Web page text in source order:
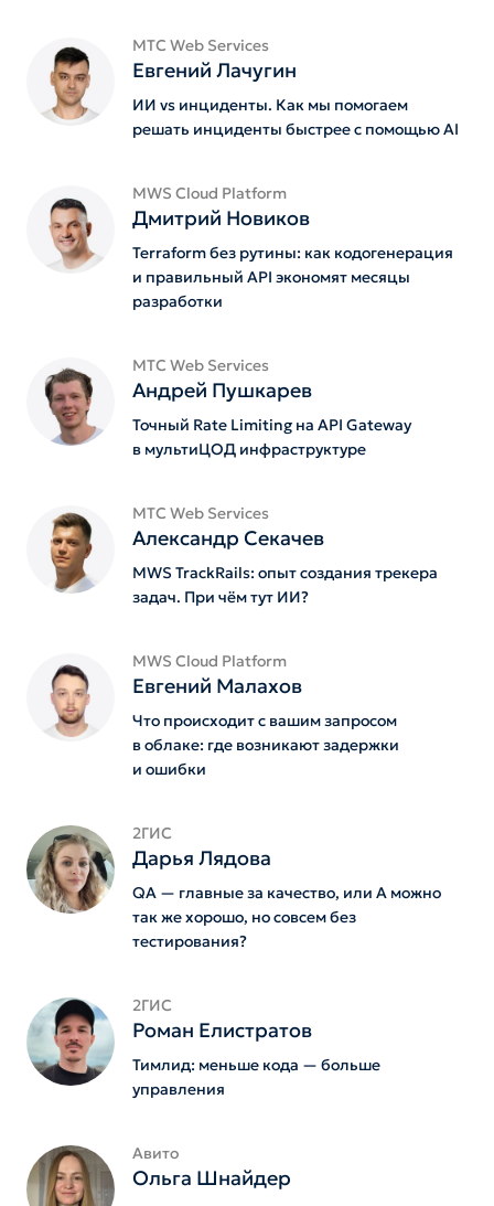
MTС Web Services
Евгений Лачугин
ИИ vs инциденты. Как мы помогаем
решать инциденты быстрее с помощью AI
MWS Cloud Platform
Дмитрий Новиков
Terraform без рутины: как кодогенерация
и правильный API экономят месяцы
разработки
МТС Web Services
Андрей Пушкарев
Точный Rate Limiting на API Gateway
в мультиЦОД инфраструктуре
МТС Web Services
Александр Секачев
MWS TrackRails: опыт создания трекера
задач. При чём тут ИИ?
MWS Cloud Platform
Евгений Малахов
Что происходит с вашим запросом
в облаке: где возникают задержки
и ошибки
2ГИС
Дарья Лядова
QA — главные за качество, или А можно
так же хорошо, но совсем без
тестирования?
2ГИС
Роман Елистратов
Тимлид: меньше кода — больше
управления
Авито
Ольга Шнайдер